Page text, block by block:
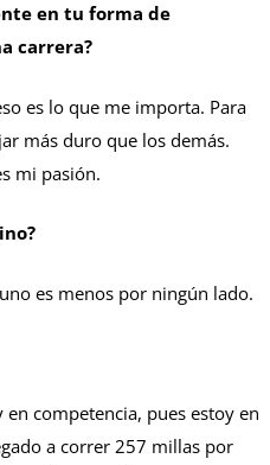
en tu forma de
carrera?
es lo que me importa. Para
más duro que los demás.
mi pasión.
es menos por ningún lado.
competencia, pues estoy en
a correr 257 millas por